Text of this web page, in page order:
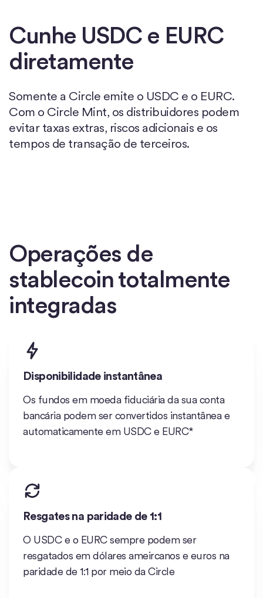
Cunhe USDC e EURC
diretamente
Somente a Circle emite o USDC e o EURC.
Com o Circle Mint, os distribuidores podem
evitar taxas extras, riscos adicionais e os
tempos de transação de terceiros.
Operações de
stablecoin totalmente
integradas
Disponibilidade instantânea
Os fundos em moeda fiduciária da sua conta
bancária podem ser convertidos instantânea e
automaticamente em USDC e EURC*
Resgates na paridade de 1:1
O USDC e o EURC sempre podem ser
resgatados em dólares ameircanos e euros na
paridade de 1:1 por meio da Circle